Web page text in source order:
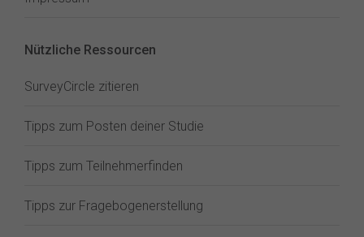
Nützliche Ressourcen
SurveyCircle zitieren
Tipps zum Posten deiner Studie
Tipps zum Teilnehmerfinden
Tipps zur Fragebogenerstellung